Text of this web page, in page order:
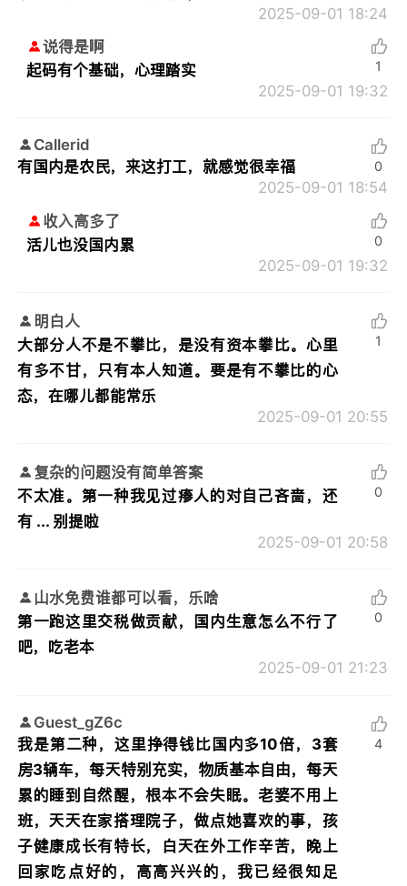
2025-09-01 18:24
说得是啊
起码有个基础，心理踏实
2025-09-01 19:32
1
Callerid
有国内是农民，来这打工，就感觉很幸福
2025-09-01 18:54
0
收入高多了
活儿也没国内累
2025-09-01 19:32
0
明白人
大部分人不是不攀比，是没有资本攀比。心里
有多不甘，只有本人知道。要是有不攀比的心
态，在哪儿都能常乐
2025-09-01 20:55
1
复杂的问题没有简单答案
不太准。第一种我见过瘆人的对自己吝啬，还
有 ... 别提啦
2025-09-01 20:58
0
山水免费谁都可以看，乐啥
第一跑这里交税做贡献，国内生意怎么不行了
吧，吃老本
2025-09-01 21:23
0
Guest_gZ6c
我是第二种，这里挣得钱比国内多10倍，3套
房3辆车，每天特别充实，物质基本自由，每天
累的睡到自然醒，根本不会失眠。老婆不用上
班，天天在家搭理院子，做点她喜欢的事，孩
子健康成长有特长，白天在外工作辛苦，晚上
回家吃点好的，高高兴兴的，我已经很知足
4